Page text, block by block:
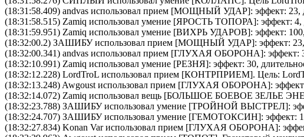
(18:31:58.409) andvas использовал прием [МОЩНЫЙ УДАР]: эффект: 23,
(18:31:58.515) Zamiq использовал умение [ЯРОСТЬ ТОПОРА]: эффект: 4,
(18:31:59.951) Zamiq использовал умение [ВИХРЬ УДАРОВ]: эффект:
(18:32:00.2) ЗАШИБУиспользовал прием [МОЩНЫЙ УДАР]: эффект:
(18:32:00.341) andvas использовал прием [ГЛУХАЯ ОБОРОНА]: эффект:
(18:32:10.991) Zamiq использовал умение [РЕЗНЯ]: эффект: 30,
(18:32:12.228) LordTroL использовал прием [КОНТРПРИЕМ]. Цель:
(18:32:13.248) Awgoust использовал прием [ГЛУХАЯ ОБОРОНА]:
(18:32:14.072) Zamiq использовал вещь [БОЛЬШОЕ БОЕВОЕ ЗЕЛЬЕ
(18:32:23.788) ЗАШИБУиспользовал умение [ТРОЙНОЙ ВЫСТРЕЛ]:
(18:32:24.707) ЗАШИБУиспользовал умение [ГЕМОТОКСИН]: эффект:
(18:32:27.834) Konan Varиспользовал прием [ГЛУХАЯ ОБОРОНА]: